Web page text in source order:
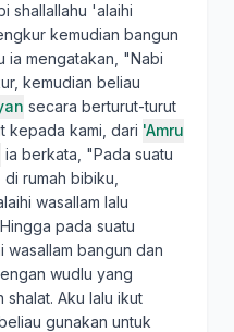
shallallahu 'alaihi
kemudian bangun
ia mengatakan, "Nabi
kemudian beliau
secara berturut-turut
kepada kami, dari 'Amru
ia berkata, "Pada suatu
rumah bibiku,
wasallam lalu
pada suatu
wasallam bangun dan
wudlu yang
Aku lalu ikut
gunakan untuk